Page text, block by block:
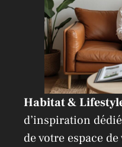
Habitat &
d’inspiration
de votre espace